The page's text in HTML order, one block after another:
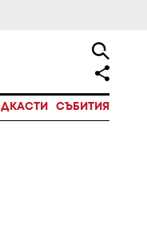
СЪБИТИЯ